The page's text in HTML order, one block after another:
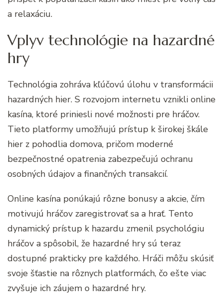
a relaxáciu.
Vplyv technológie na hazardné
hry
Technológia zohráva kľúčovú úlohu v transformácii
hazardných hier. S rozvojom internetu vznikli online
kasína, ktoré priniesli nové možnosti pre hráčov.
Tieto platformy umožňujú prístup k širokej škále
hier z pohodlia domova, pričom moderné
bezpečnostné opatrenia zabezpečujú ochranu
osobných údajov a finančných transakcií.
Online kasína ponúkajú rôzne bonusy a akcie, čím
motivujú hráčov zaregistrovať sa a hrať. Tento
dynamický prístup k hazardu zmenil psychológiu
hráčov a spôsobil, že hazardné hry sú teraz
dostupné prakticky pre každého. Hráči môžu skúsiť
svoje šťastie na rôznych platformách, čo ešte viac
zvyšuje ich záujem o hazardné hry.